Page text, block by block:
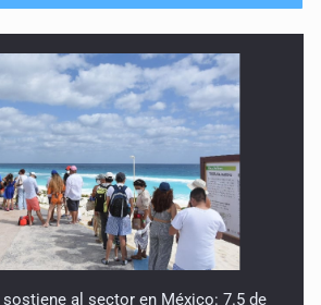
como árboles
anhela
al sector en México: 7.5 de